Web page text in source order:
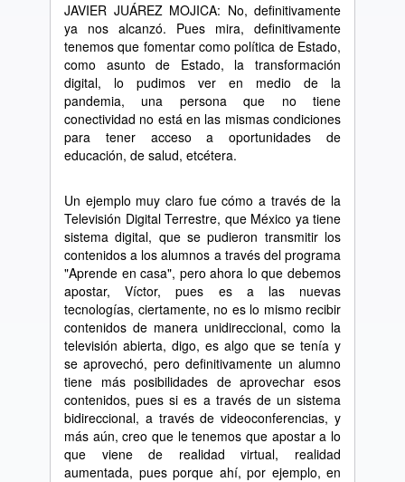
JAVIER JUÁREZ MOJICA: No, definitivamente
ya nos alcanzó. Pues mira, definitivamente
tenemos que fomentar como política de Estado,
como asunto de Estado, la transformación
digital, lo pudimos ver en medio de la
pandemia, una persona que no tiene
conectividad no estáen las mismas condiciones
para tener acceso a oportunidades de
educación, de salud, etcétera.
Un ejemplo muy claro fue cómo a través de la
Televisión Digital Terrestre, que México ya tiene
sistema digital, que se pudieron transmitir los
contenidos a los alumnos a través del programa
"Aprende en casa", pero ahora lo que debemos
apostar, Víctor, pues es a las nuevas
tecnologías, ciertamente, no es lo mismo recibir
contenidos de manera unidireccional, como la
televisión abierta, digo, es algo que se tenía y
se aprovechó, pero definitivamente un alumno
tiene más posibilidades de aprovechar esos
contenidos, pues si es a través de un sistema
bidireccional, a través de videoconferencias, y
más aún, creo que le tenemos que apostar a lo
que viene de realidad virtual, realidad
aumentada, pues porque ahí, por ejemplo, en